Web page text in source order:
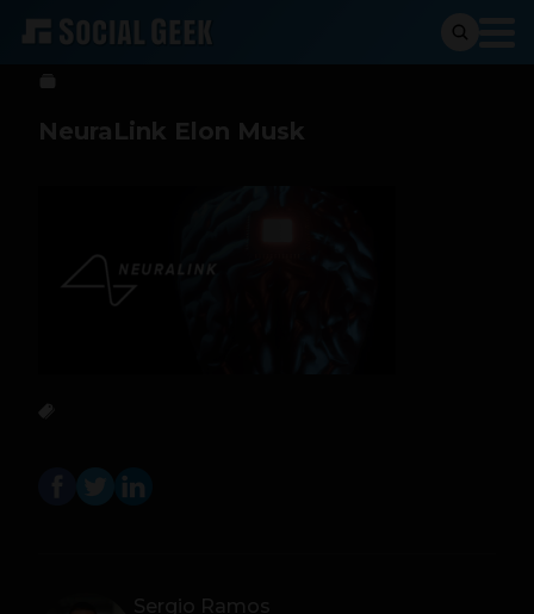
Sergio Ramos 22 de julio de 2025
NeuraLink Elon Musk
Sergio Ramos